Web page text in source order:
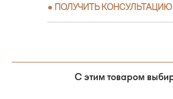
● ПОЛУЧИТЬ КОНСУЛЬТАЦИЮ
С этим товаром